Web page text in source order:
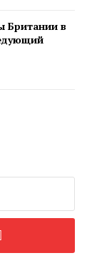
Британии в